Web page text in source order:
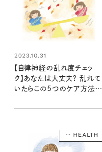
2023.10.31
【自律神経の乱れ度チェッ
ク】あなたは大丈夫？ 乱れて
いたらこの5つのケア方法で
HEALTH